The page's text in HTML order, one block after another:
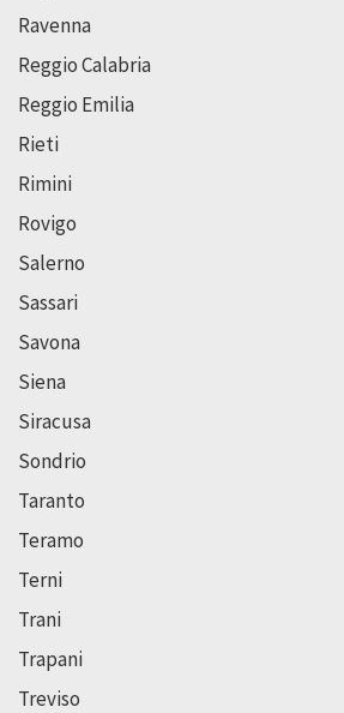
Ravenna
Reggio Calabria
Reggio Emilia
Rieti
Rimini
Rovigo
Salerno
Sassari
Savona
Siena
Siracusa
Sondrio
Taranto
Teramo
Terni
Trani
Trapani
Treviso